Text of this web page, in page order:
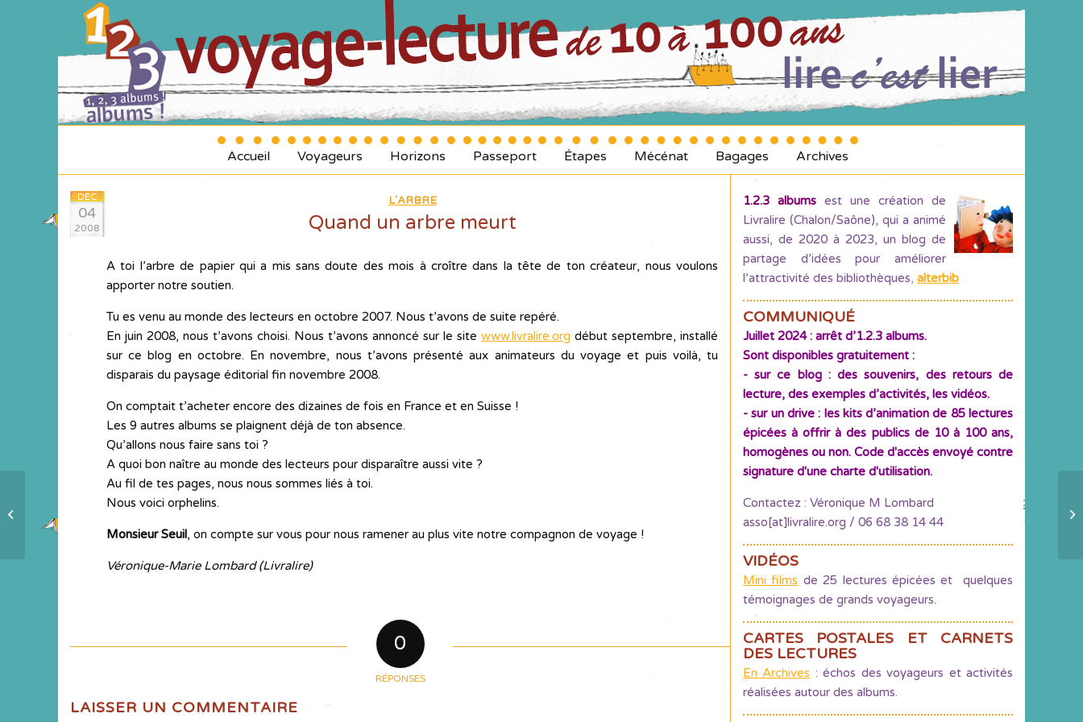
Accueil Voyageurs Horizons Passeport Étapes Mécénat Bagages Archives
DÉC
04
2008
L'ARBRE
Quand un arbre meurt
A toi l’arbre de papier qui a mis sans doute des mois à croître dans la tête de ton créateur, nous voulons
apporter notre soutien.
Tu es venu au monde des lecteurs en octobre 2007. Nous t’avons de suite repéré.
En juin 2008, nous t’avons choisi. Nous t’avons annoncé sur le site www.livralire.org début septembre, installé
sur ce blog en octobre. En novembre, nous t’avons présenté aux animateurs du voyage et puis voilà, tu
disparais du paysage éditorial fin novembre 2008.
On comptait t’acheter encore des dizaines de fois en France et en Suisse !
Les 9 autres albums se plaignent déjà de ton absence.
Qu’allons nous faire sans toi ?
A quoi bon naître au monde des lecteurs pour disparaître aussi vite ?
Au fil de tes pages, nous nous sommes liés à toi.
Nous voici orphelins.
Monsieur Seuil, on compte sur vous pour nous ramener au plus vite notre compagnon de voyage !
Véronique-Marie Lombard (Livralire)
0
RÉPONSES
LAISSER UN COMMENTAIRE
1.2.3 albums est une création de
Livralire (Chalon/Saône), qui a animé
aussi, de 2020 à 2023, un blog de
partage d’idées pour améliorer
l’attractivité des bibliothèques, alterbib
COMMUNIQUÉ
Juillet 2024 : arrêt d’1.2.3 albums.
Sont disponibles gratuitement :
- sur ce blog : des souvenirs, des retours de
lecture, des exemples d’activités, les vidéos.
- sur un drive : les kits d’animation de 85 lectures
épicées à offrir à des publics de 10 à 100 ans,
homogènes ou non. Code d'accès envoyé contre
signature d'une charte d'utilisation.
Contactez : Véronique M Lombard
asso[at]livralire.org / 06 68 38 14 44
VIDÉOS
Mini films de 25 lectures épicées et quelques
témoignages de grands voyageurs.
CARTES POSTALES ET CARNETS
DES LECTURES
En Archives : échos des voyageurs et activités
réalisées autour des albums.